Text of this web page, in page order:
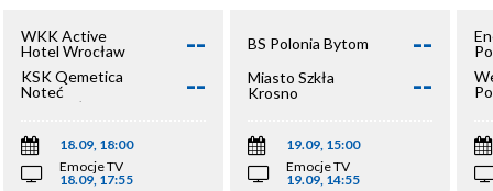
WKK Active
Hotel Wrocław
--
KSK Qemetica
Noteć
Inowrocław
--
18.09, 18:00
Emocje TV
18.09, 17:55
BS Polonia Bytom --
Miasto Szkła
Krosno
--
19.09, 15:00
Emocje TV
19.09, 14:55